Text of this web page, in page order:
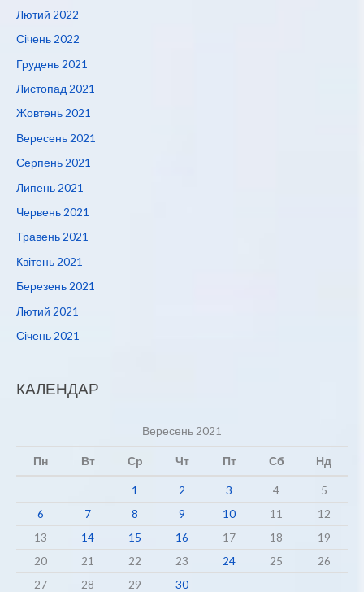
Лютий 2022
Січень 2022
Грудень 2021
Листопад 2021
Жовтень 2021
Вересень 2021
Серпень 2021
Липень 2021
Червень 2021
Травень 2021
Квітень 2021
Березень 2021
Лютий 2021
Січень 2021
КАЛЕНДАР
Вересень 2021
Пн Вт Ср Чт Пт Сб Нд
1 2 3 4
5
6
7 8 9 10 11
12
13
14 15 16 17 18
19
20
21 22 23 24 25
26
27
28 29 30